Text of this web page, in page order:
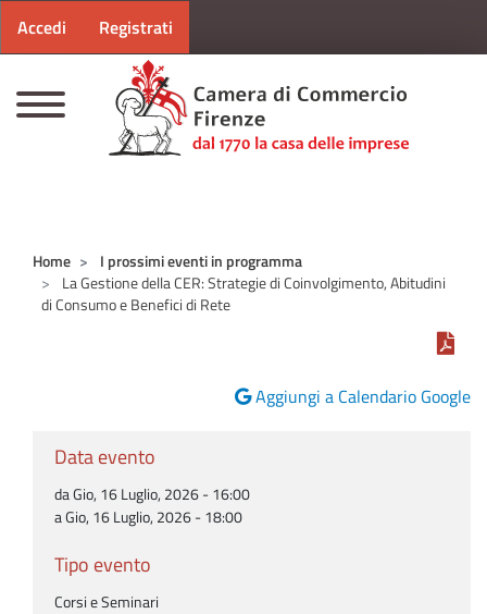
Menu profilo utente
Accedi Registrati
Home
I prossimi eventi in programma
La Gestione della CER: Strategie di Coinvolgimento, Abitudini
di Consumo e Benefici di Rete
Aggiungi a Calendario Google
Data evento
da Gio, 16 Luglio, 2026 - 16:00
a Gio, 16 Luglio, 2026 - 18:00
Tipo evento
Corsi e Seminari